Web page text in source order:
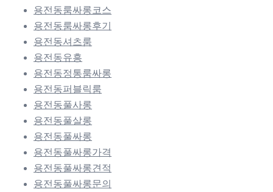
용전동룸싸롱코스
용전동룸싸롱후기
용전동셔츠룸
용전동유흥
용전동정통룸싸롱
용전동퍼블릭룸
용전동풀사롱
용전동풀살롱
용전동풀싸롱
용전동풀싸롱가격
용전동풀싸롱견적
용전동풀싸롱문의